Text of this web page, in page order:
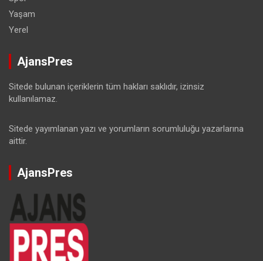
Yaşam
Yerel
AjansPres
Sitede bulunan içeriklerin tüm hakları saklıdır, izinsiz
kullanılamaz.
Sitede yayımlanan yazı ve yorumların sorumluluğu yazarlarına
aittir.
AjansPres